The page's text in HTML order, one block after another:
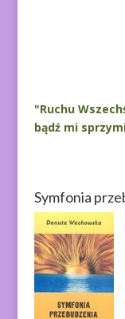
r
n
v
:
"Ruchu
bądź mi
Symfonia